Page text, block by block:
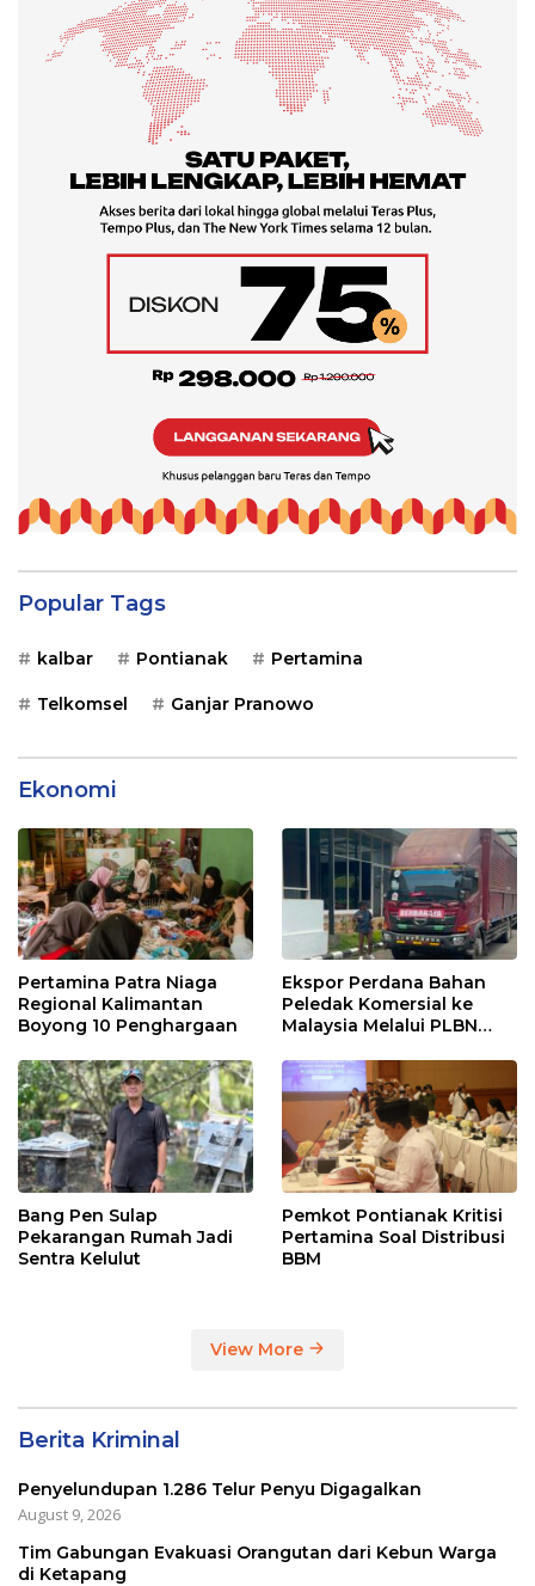
Popular Tags
kalbar Pontianak Pertamina
Telkomsel Ganjar Pranowo
Ekonomi
Pertamina Patra Niaga
Regional Kalimantan
Boyong 10 Penghargaan
Ekspor Perdana Bahan
Peledak Komersial ke
Malaysia Melalui PLBN
Bang Pen Sulap
Pekarangan Rumah Jadi
Sentra Kelulut
Pemkot Pontianak Kritisi
Pertamina Soal Distribusi
BBM
View More
Berita Kriminal
Penyelundupan 1.286 Telur Penyu Digagalkan
August 9, 2026
Tim Gabungan Evakuasi Orangutan dari Kebun Warga
di Ketapang